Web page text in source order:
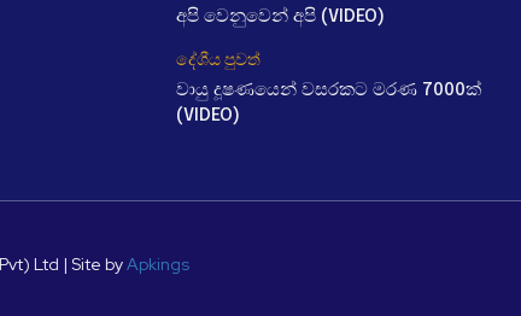
අපි වෙනුවෙන් අපි (VIDEO)
දේශීය පුවත්
වායු දූෂණයෙන් වසරකට මරණ 7000ක්
(VIDEO)
Ltd | Site byApkings